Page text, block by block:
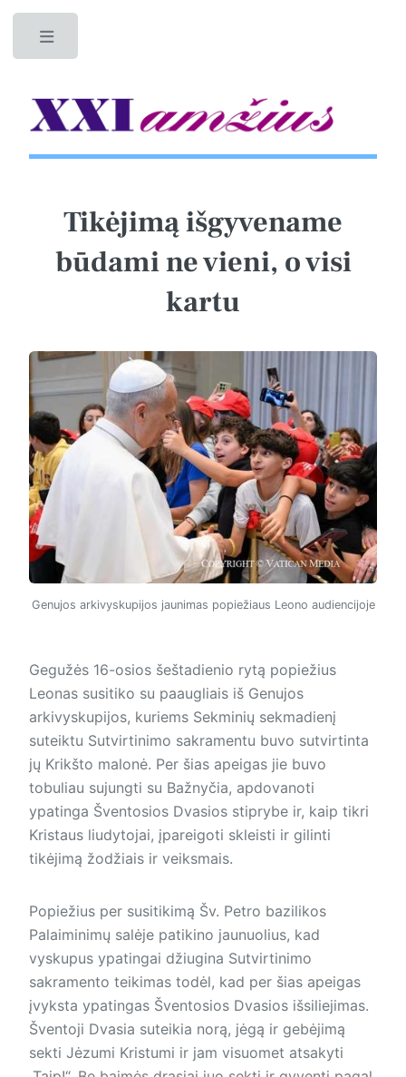
Tikėjimą išgyvename
būdami ne vieni, o visi
kartu
Genujos arkivyskupijos jaunimas popiežiaus Leono audiencijoje
Gegužės 16-osios šeštadienio rytą popiežius
Leonas susitiko su paaugliais iš Genujos
arkivyskupijos, kuriems Sekminių sekmadienį
suteiktu Sutvirtinimo sakramentu buvo sutvirtinta
jų Krikšto malonė. Per šias apeigas jie buvo
tobuliau sujungti su Bažnyčia, apdovanoti
ypatinga Šventosios Dvasios stiprybe ir, kaip tikri
Kristaus liudytojai, įpareigoti skleisti ir gilinti
tikėjimą žodžiais ir veiksmais.
Popiežius per susitikimą Šv. Petro bazilikos
Palaiminimų salėje patikino jaunuolius, kad
vyskupus ypatingai džiugina Sutvirtinimo
sakramento teikimas todėl, kad per šias apeigas
įvyksta ypatingas Šven­tosios Dvasios išsiliejimas.
Šventoji Dvasia suteikia norą, jėgą ir gebėjimą
sekti Jėzumi Kristumi ir jam visuomet atsakyti